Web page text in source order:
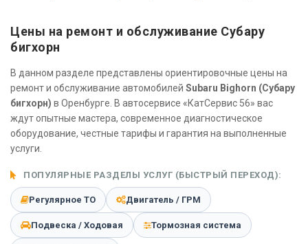
Цены на ремонт и обслуживание Субару
бигхорн
В данном разделе представлены ориентировочные цены на
ремонт и обслуживание автомобилей Subaru Bighorn (Субару
бигхорн) в Оренбурге. В автосервисе «КатСервис 56» вас
ждут опытные мастера, современное диагностическое
оборудование, честные тарифы и гарантия на выполненные
услуги.
ПОПУЛЯРНЫЕ РАЗДЕЛЫ УСЛУГ (БЫСТРЫЙ ПЕРЕХОД):
Регулярное ТО Двигатель / ГРМ
Подвеска / Ходовая Тормозная система